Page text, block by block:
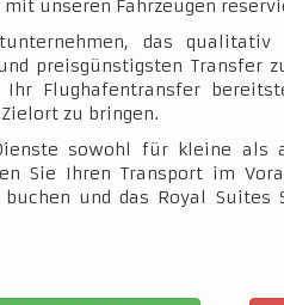
unseren Fahrzeugen
das
preisgünstigsten Transfer
Ihr Flughafentransfer
zu bringen.
sowohl für kleine als
Sie Ihren Transport im
und das Royal Suites